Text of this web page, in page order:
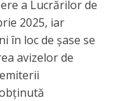
a Lucrărilor de
2025, iar
în loc de șase se
avizelor de